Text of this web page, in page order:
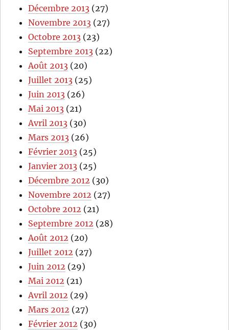
Décembre 2013 (27)
Novembre 2013 (27)
Octobre 2013 (23)
Septembre 2013 (22)
Août 2013 (20)
Juillet 2013 (25)
Juin 2013 (26)
Mai 2013 (21)
Avril 2013 (30)
Mars 2013 (26)
Février 2013 (25)
Janvier 2013 (25)
Décembre 2012 (30)
Novembre 2012 (27)
Octobre 2012 (21)
Septembre 2012 (28)
Août 2012 (20)
Juillet 2012 (27)
Juin 2012 (29)
Mai 2012 (21)
Avril 2012 (29)
Mars 2012 (27)
Février 2012 (30)